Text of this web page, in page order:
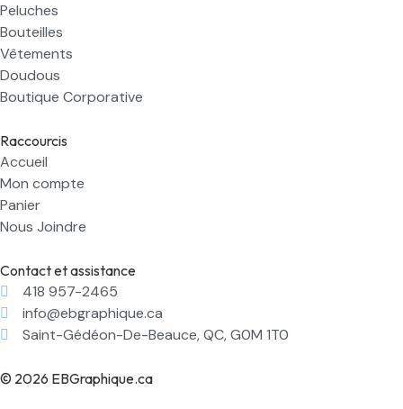
Peluches
Bouteilles
Vêtements
Doudous
Boutique Corporative
Raccourcis
Accueil
Mon compte
Panier
Nous Joindre
Contact et assistance
418 957-2465
info@ebgraphique.ca
Saint-Gédéon-De-Beauce, QC, G0M 1T0
© 2026 EBGraphique.ca